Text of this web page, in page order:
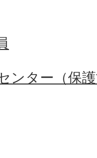
ンター（保